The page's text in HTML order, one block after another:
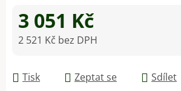
3 051 Kč
2 521 Kč bez DPH
Tisk
Zeptat se Sdílet